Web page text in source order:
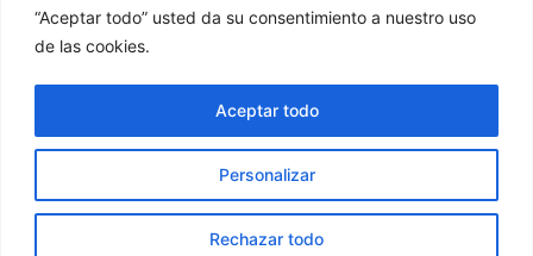
“Aceptar todo” usted da su consentimiento a nuestro uso
de las cookies.
Personalizar
Rechazar todo
Aceptar todo
© 2026 Asier Zuazo. Página creada por MJG Social
Media